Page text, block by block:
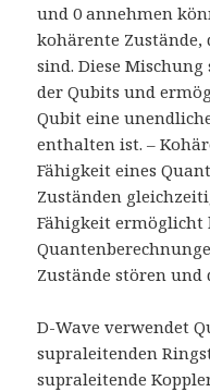
und 0 annehmen
kohärente Zustände,
sind. Diese
der Qubits und
Qubit eine
enthalten ist. –
Fähigkeit eines
Zuständen
Fähigkeit ermöglicht
Zustände stören und
D-Wave verwendet
supraleitenden
supraleitende